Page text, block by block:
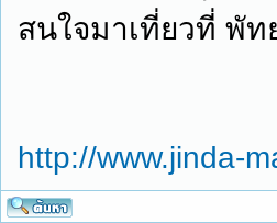
สนใจมาเที่ยวที่ พั
http://www.jinda-